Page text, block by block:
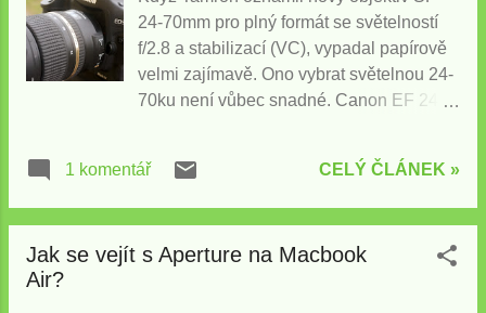
princip platí pro Lightroom. Program, knihovna(katalog),
originál Abychom si rozuměli a neztratili jste fotografie,
je důležité si vysvětlit tři základní pojmy: Program je
nástroj, kterým fotografie zpracovávám. Pokud v
Aperture nebo LR vytvořím ar...
24-70mm pro plný formát se světelností
f/2.8 a stabilizací (VC), vypadal papírově
velmi zajímavě. Ono vybrat světelnou 24-
70ku není vůbec snadné. Canon EF 24-
také. Sigma 24-70/2.8 mi moc nesedla a
je tedy otázkou, zda je lepší starší verzi
Canonu EF 24-70 / 2.8 L USM s cenou
kolem 32.000Kč či o pět tisíc levnější
1 komentář CELÝ ČLÁNEK »
Jak se vejít s Aperture na Macbook
Air?